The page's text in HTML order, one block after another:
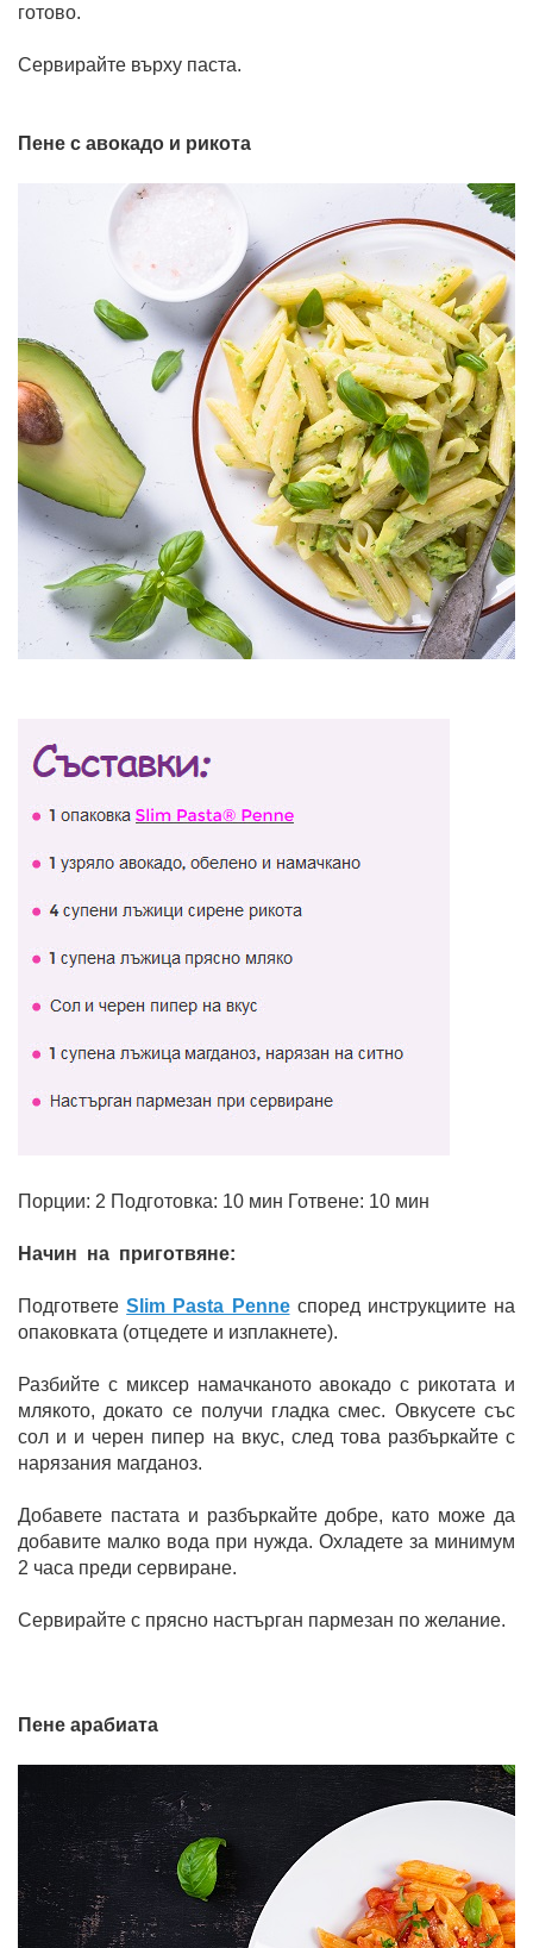
готово.
Сервирайте върху паста.
Пене с авокадо и рикота
Порции: 2 Подготовка: 10 мин Готвене: 10 мин
Начин на приготвяне:
ПодгответеSlim Pasta Penneспоред инструкциите на
опаковката (отцедете и изплакнете).
Разбийте с миксер намачканото авокадо с рикотата и
млякото, докато се получи гладка смес. Овкусете със
сол и и черен пипер на вкус, след това разбъркайте с
нарязания магданоз.
Добавете пастата и разбъркайте добре, като може да
добавите малко вода при нужда. Охладете за минимум
2 часа преди сервиране.
Сервирайте с прясно настърган пармезан по желание.
Пене арабиата